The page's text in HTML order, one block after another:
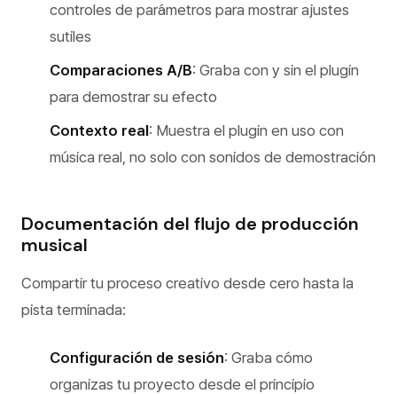
controles de parámetros para mostrar ajustes
sutiles
Comparaciones A/B: Graba con y sin el plugin
para demostrar su efecto
Contexto real: Muestra el plugin en uso con
música real, no solo con sonidos de demostración
Documentación del flujo de producción
musical
Compartir tu proceso creativo desde cero hasta la
pista terminada:
Configuración de sesión: Graba cómo
organizas tu proyecto desde el principio